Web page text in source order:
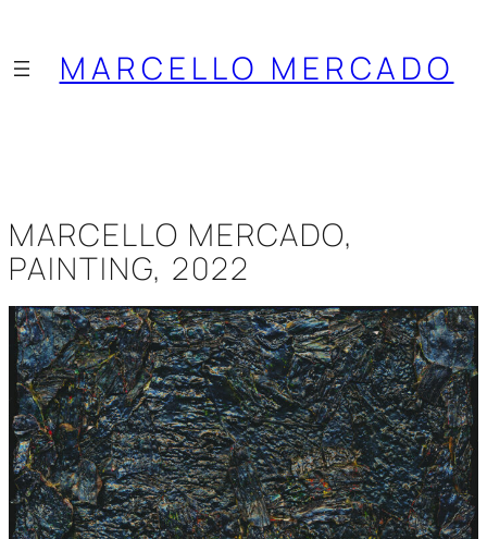
contenidoMARCELLO MERCADO
MARCELLO MERCADO,
PAINTING, 2022